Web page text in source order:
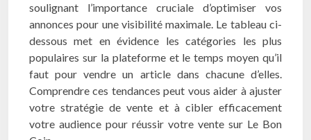
soulignant l’importance cruciale d’optimiser vos
annonces pour une visibilité maximale. Le tableau ci-
dessous met en évidence les catégories les plus
populaires sur la plateforme et le temps moyen qu’il
faut pour vendre un article dans chacune d’elles.
Comprendre ces tendances peut vous aider à ajuster
votre stratégie de vente et à cibler efficacement
votre audience pour réussir votre vente sur Le Bon